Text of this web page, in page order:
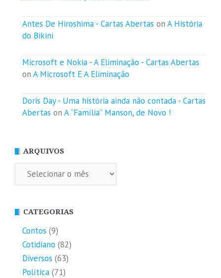
Antes De Hiroshima - Cartas Abertas on A História
do Bikini
Microsoft e Nokia - A Eliminação - Cartas Abertas
on A Microsoft E A Eliminação
Doris Day - Uma história ainda não contada - Cartas
Abertas on A “Família” Manson, de Novo !
ARQUIVOS
Arquivos
CATEGORIAS
Contos (9)
Cotidiano (82)
Diversos (63)
Política (71)